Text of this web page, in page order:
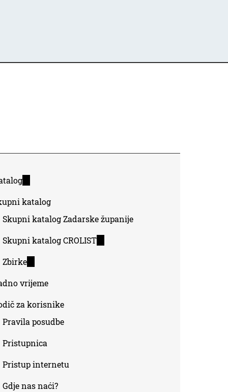
(link
external)
katalog
Skupni katalog Zadarske županije
Skupni katalog CROLIST(link
Zbirke(link
external)
vrijeme
za korisnike
Pravila posudbe
Pristupnica
Pristup internetu
Gdje nas naći?